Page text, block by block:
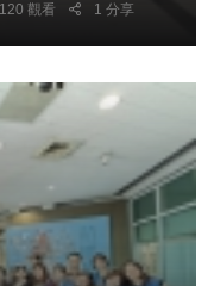
觀看 1 分享